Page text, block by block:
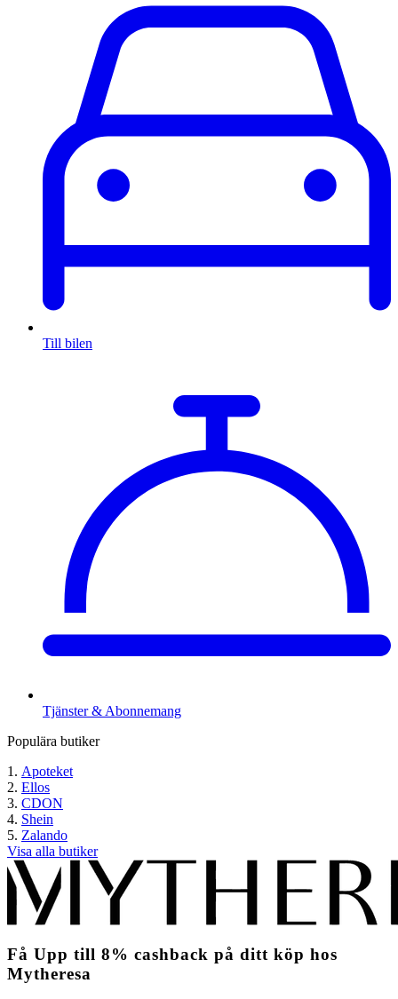
Till bilen
Tjänster & Abonnemang
Populära butiker
Apoteket
Ellos
CDON
Shein
Zalando
Visa alla butiker
Få Upp till 8% cashback på ditt köp hos
Mytheresa